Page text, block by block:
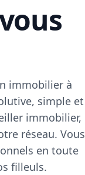
immobilier à
simple et
immobilier,
réseau. Vous
en toute
filleuls.